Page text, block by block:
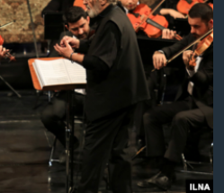
نرگس محمدی برنده جایزه نوبل صلح
همایش محافظه‌کاران آمریکا
صفحه‌های ویژه
سفر پرزیدنت ترامپ به چین